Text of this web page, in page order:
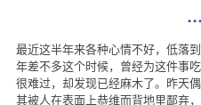
最近这半年来各种心情不好，低落
年差不多这个时候，曾经为这件事
很难过，却发现已经麻木了。昨天
其被人在表面上恭维而背地里鄙弃